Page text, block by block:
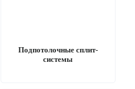
Подпотолочные сплит-
системы